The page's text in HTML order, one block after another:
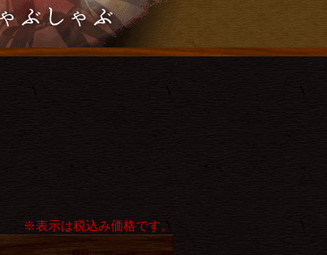
※表示は税込み価格です。